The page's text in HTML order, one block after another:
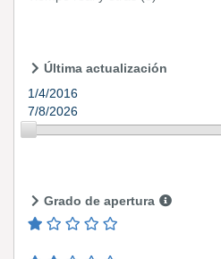
Última actualización
1/4/2016
7/8/2026
Grado de apertura